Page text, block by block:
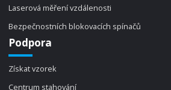
Laserová měření vzdálenosti
Bezpečnostních blokovacích spínačů
Podpora
Získat vzorek
Centrum stahování